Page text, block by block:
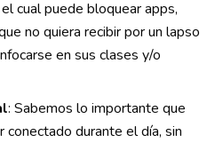
cual puede bloquear apps,
no quiera recibir por un lapso
en sus clases y/o
: Sabemos lo importante que
durante el día, sin